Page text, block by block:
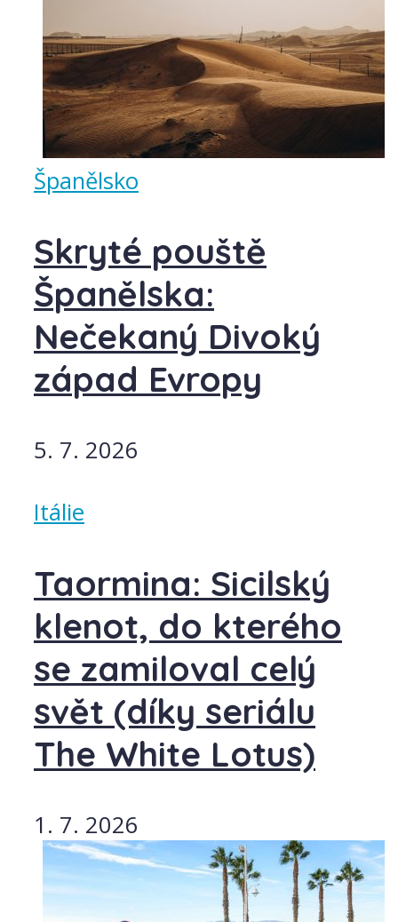
Španělsko
Skryté pouště
Španělska:
Nečekaný Divoký
západ Evropy
5. 7. 2026
Itálie
Taormina: Sicilský
klenot, do kterého
se zamiloval celý
svět (díky seriálu
The White Lotus)
1. 7. 2026